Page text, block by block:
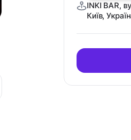
INKI BAR,
Київ,